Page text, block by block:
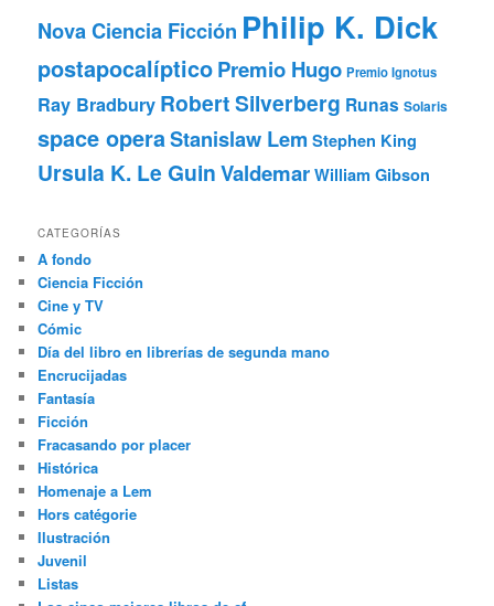
Nova Ciencia Ficción Philip K. Dick
postapocalípticoPremio Hugo Premio Ignotus
Ray Bradbury Robert Silverberg Runas Solaris
space operaStanislaw Lem Stephen King
Ursula K. Le GuinValdemarWilliam Gibson
CATEGORÍAS
A fondo
Ciencia Ficción
Cine y TV
Cómic
Día del libro en librerías de segunda mano
Encrucijadas
Fantasía
Ficción
Fracasando por placer
Histórica
Homenaje a Lem
Hors catégorie
Ilustración
Juvenil
Listas